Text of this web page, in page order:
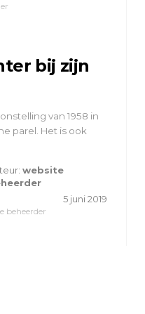
bij zijn
van 1958 in
parel. Het is ook
website
5 juni 2019
beheerder